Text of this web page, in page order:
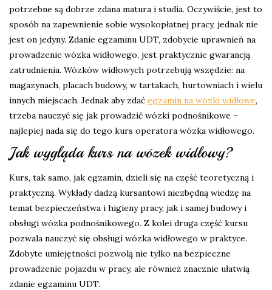
potrzebne są dobrze zdana matura i studia. Oczywiście, jest to
sposób na zapewnienie sobie wysokopłatnej pracy, jednak nie
jest on jedyny. Zdanie egzaminu UDT, zdobycie uprawnień na
prowadzenie wózka widłowego, jest praktycznie gwarancją
zatrudnienia. Wózków widłowych potrzebują wszędzie: na
magazynach, placach budowy, w tartakach, hurtowniach i wielu
innych miejscach. Jednak aby zdać egzamin na wózki widłowe,
trzeba nauczyć się jak prowadzić wózki podnośnikowe –
najlepiej nada się do tego kurs operatora wózka widłowego.
Jak wygląda kurs na wózek widłowy?
Kurs, tak samo, jak egzamin, dzieli się na część teoretyczną i
praktyczną. Wykłady dadzą kursantowi niezbędną wiedzę na
temat bezpieczeństwa i higieny pracy, jak i samej budowy i
obsługi wózka podnośnikowego. Z kolei druga część kursu
pozwala nauczyć się obsługi wózka widłowego w praktyce.
Zdobyte umiejętności pozwolą nie tylko na bezpieczne
prowadzenie pojazdu w pracy, ale również znacznie ułatwią
zdanie egzaminu UDT.